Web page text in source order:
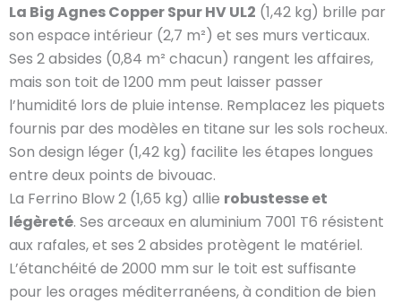
La Big Agnes Copper Spur HV UL2 (1,42 kg) brille par
son espace intérieur (2,7 m²) et ses murs verticaux.
Ses 2 absides (0,84 m² chacun) rangent les affaires,
mais son toit de 1200 mm peut laisser passer
l’humidité lors de pluie intense. Remplacez les piquets
fournis par des modèles en titane sur les sols rocheux.
Son design léger (1,42 kg) facilite les étapes longues
entre deux points de bivouac.
La Ferrino Blow 2 (1,65 kg) allie robustesse et
légèreté. Ses arceaux en aluminium 7001 T6 résistent
aux rafales, et ses 2 absides protègent le matériel.
L’étanchéité de 2000 mm sur le toit est suffisante
pour les orages méditerranéens, à condition de bien